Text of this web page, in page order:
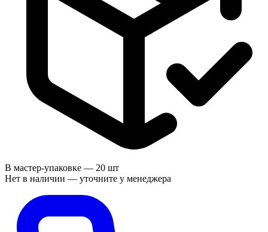
В мастер-упаковке — 20 шт
Нет в наличии — уточните у менеджера